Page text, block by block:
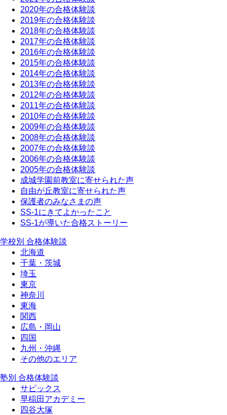
2020年の合格体験談
2019年の合格体験談
2018年の合格体験談
2017年の合格体験談
2016年の合格体験談
2015年の合格体験談
2014年の合格体験談
2013年の合格体験談
2012年の合格体験談
2011年の合格体験談
2010年の合格体験談
2009年の合格体験談
2008年の合格体験談
2007年の合格体験談
2006年の合格体験談
2005年の合格体験談
成城学園前教室に寄せられた声
自由が丘教室に寄せられた声
保護者のみなさまの声
SS-1にきてよかったこと
SS-1が導いた合格ストーリー
学校別 合格体験談
北海道
千葉・茨城
埼玉
東京
神奈川
東海
関西
広島・岡山
四国
九州・沖縄
その他のエリア
塾別 合格体験談
サピックス
早稲田アカデミー
四谷大塚